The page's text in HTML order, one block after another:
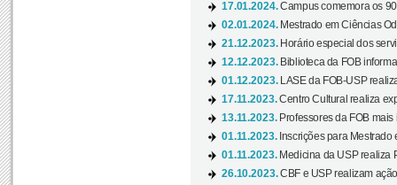
17.01.2024.Campus comemora os
02.01.2024. Mestrado em Ciências
21.12.2023. Horário especial dos
12.12.2023. Biblioteca da FOB
01.12.2023.
LASE da FOB-USP
17.11.2023.Centro Cultural realiza
13.11.2023. Professores da FOB
01.11.2023. Inscrições para
01.11.2023. Medicina da USP realiza
26.10.2023.CBF e USP realizam